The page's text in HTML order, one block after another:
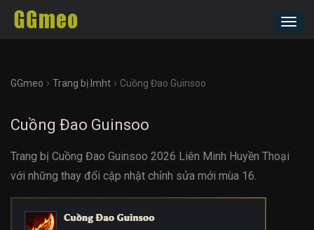
GGmeo › Trang bị lmht › Cuồng Đao Guinsoo
Cuồng Đao Guinsoo
Trang bị Cuồng Đao Guinsoo 2026 Liên Minh Huyền Thoại
với những thay đổi cập nhật chỉnh sửa mới mùa 16.